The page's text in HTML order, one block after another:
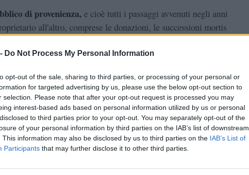
Do Not Process My Personal Information
opt-out of the sale, sharing to third parties, or processing of your personal or
for targeted advertising by us, please use the below opt-out section to
selection. Please note that after your opt-out request is processed you may
interest-based ads based on personal information utilized by us or personal
to third parties prior to your opt-out. You may separately opt-out of the
of your personal information by third parties on the IAB’s list of downstream
This information may also be disclosed by us to third parties on the IAB’s List of
Participants that may further disclose it to other third parties.
di provenienza, e cioè tutti i passaggi avvenuti negli anni
all'altro, comprese le donazioni, le successioni mortis
di trascrizioni che specificano i passaggi di proprietà
iscrizioni di ipoteche,che rappresentano il motivo principe
fatta richiesta della visura.
infatti, si rivela essenziale quando si ha bisogno di